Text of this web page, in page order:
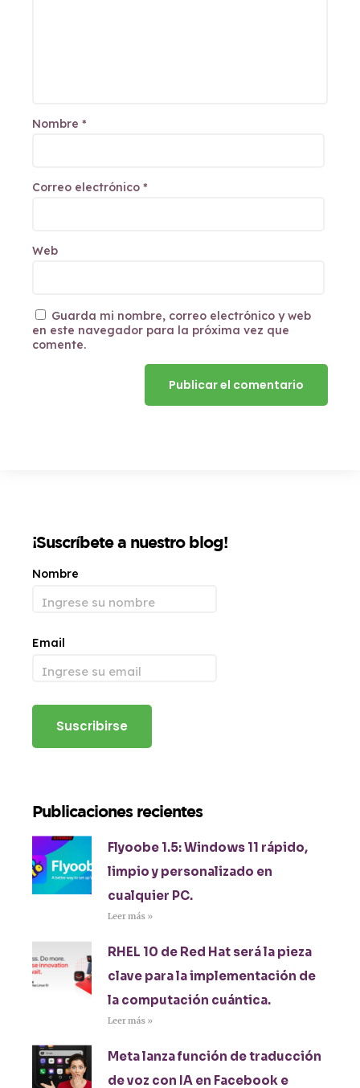
Nombre *
Correo electrónico *
Web
Guarda mi nombre, correo electrónico y web
en este navegador para la próxima vez que
comente.
¡Suscríbete a nuestro blog!
Nombre
Email
Publicaciones recientes
Flyoobe 1.5: Windows 11 rápido,
limpio y personalizado en
cualquier PC.
Leer más »
RHEL 10 de Red Hat será la pieza
clave para la implementación de
la computación cuántica.
Leer más »
Meta lanza función de traducción
de voz con IA en Facebook e